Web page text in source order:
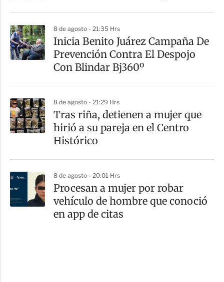
8 de agosto - 21:35 Hrs
Inicia Benito Juárez Campaña De
Prevención Contra El Despojo
Con Blindar Bj360º
8 de agosto - 21:29 Hrs
Tras riña, detienen a mujer que
hirió a su pareja en el Centro
Histórico
8 de agosto - 20:01 Hrs
Procesan a mujer por robar
vehículo de hombre que conoció
en app de citas